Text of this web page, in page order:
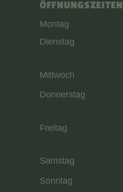
ÖFFNUNGSZEITEN
Montag
Dienstag
Mittwoch
Donnerstag
Freitag
Samstag
Sonntag